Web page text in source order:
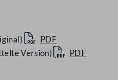
PDF
Version)
PDF